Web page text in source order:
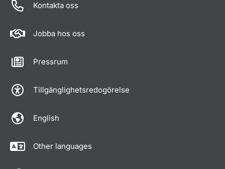
Kontakta oss
Jobba hos oss
Pressrum
Tillgänglighetsredogörelse
English
Other languages